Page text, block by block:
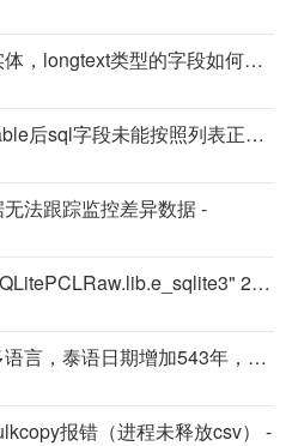
[SqlSugar] 同一个实体，longtext类型的字段如何兼容多种数据库？ -
[SqlSugar] MergeTable后sql字段未能按照列表正常转换 -
法跟踪监控差异数据 -
[SqlSugar] 引用的SQLitePCLRaw.lib.e_sqlite3" 2.1.11 具有已知的高严重性漏洞（5.1.4.216） -
[SqlSugar] 国际化多语言，泰语日期增加543年，如何解决？ -
报错（进程未释放csv） -